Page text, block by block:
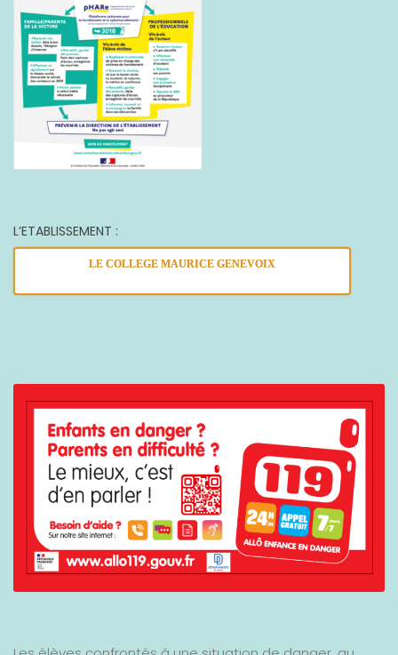
L’ETABLISSEMENT :
LE COLLEGE MAURICE GENEVOIX